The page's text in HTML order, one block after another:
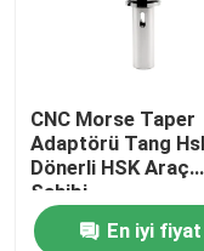
CNC Morse Taper
Adaptörü Tang
Dönerli HSK Araç
Sahibi
En iyi fiyat